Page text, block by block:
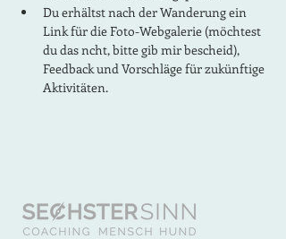
Du erhältst nach der Wanderung ein
Link für die Foto-Webgalerie (möchtest
du das ncht, bitte gib mir bescheid),
Feedback und Vorschläge für zukünftige
Aktivitäten.